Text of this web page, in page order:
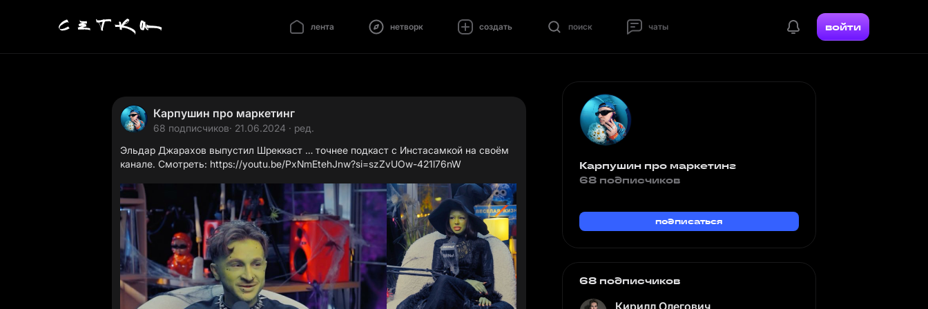
лента нетворк создать поиск чаты войти
Карпушин про маркетинг
68 подписчиков· 21.06.2024 · ред.
Эльдар Джарахов выпустил Шреккаст … точнее подкаст с Инстасамкой на своём
канале. Смотреть: https://youtu.be/PxNmEtehJnw?si=szZvUOw-421l76nW
Карпушин про маркетинг
68 подписчиков
подписаться
68 подписчиков
Кирилл Олегович